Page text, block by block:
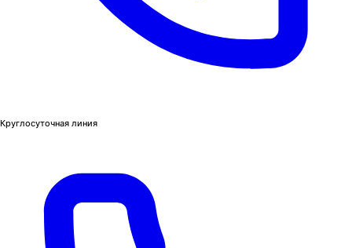
Круглосуточная линия